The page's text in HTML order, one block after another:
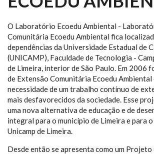
O Laboratório Ecoedu Ambiental -
Comunitária Ecoedu Ambiental fica
dependências da Universidade Estadual de
(UNICAMP), Faculdade de Tecnologia -
de Limeira, interior de São Paulo. Em 2006
de Extensão Comunitária Ecoedu Ambiental
necessidade de um trabalho contínuo de
mais desfavorecidos da sociedade. Esse
uma nova alternativa de educação e de
integral para o município de Limeira e para o
Unicamp de Limeira.
Desde então se apresenta como um